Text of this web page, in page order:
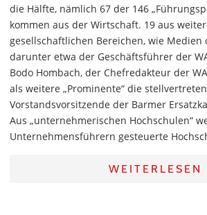
die Hälfte, nämlich 67 der 146
kommen aus der Wirtschaft. 19 aus
gesellschaftlichen Bereichen, wie Medien
darunter etwa der Geschäftsführer der
Bodo Hombach, der Chefredakteur der
als weitere „Prominente“ die
Vorstandsvorsitzende der Barmer
Aus „unternehmerischen Hochschulen“
Unternehmensführern gesteuerte
WEITERLESEN